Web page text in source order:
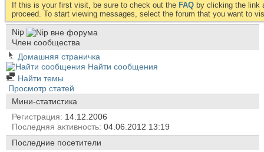
If this is your first visit, be sure to check out the FAQ by clicking the link
proceed. To start viewing messages, select the forum that you want to
Nip
Член сообщества
Домашняя страничка
Найти сообщения
Найти темы
Просмотр статей
Мини-статистика
Регистрация
14.12.2006
Последняя активность 04.06.2012 13:19
Последние посетители